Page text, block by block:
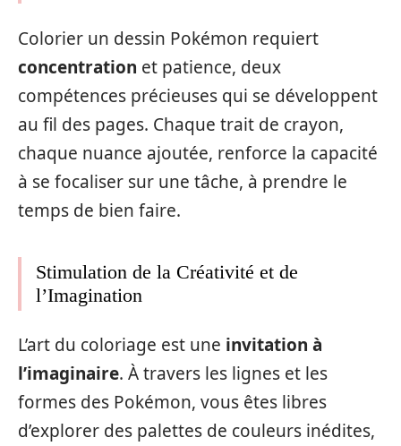
Colorier un dessin Pokémon requiert
concentration et patience, deux
compétences précieuses qui se développent
au fil des pages. Chaque trait de crayon,
chaque nuance ajoutée, renforce la capacité
à se focaliser sur une tâche, à prendre le
temps de bien faire.
Stimulation de la Créativité et de
l’Imagination
L’art du coloriage est une invitation à
l’imaginaire. À travers les lignes et les
formes des Pokémon, vous êtes libres
d’explorer des palettes de couleurs inédites,